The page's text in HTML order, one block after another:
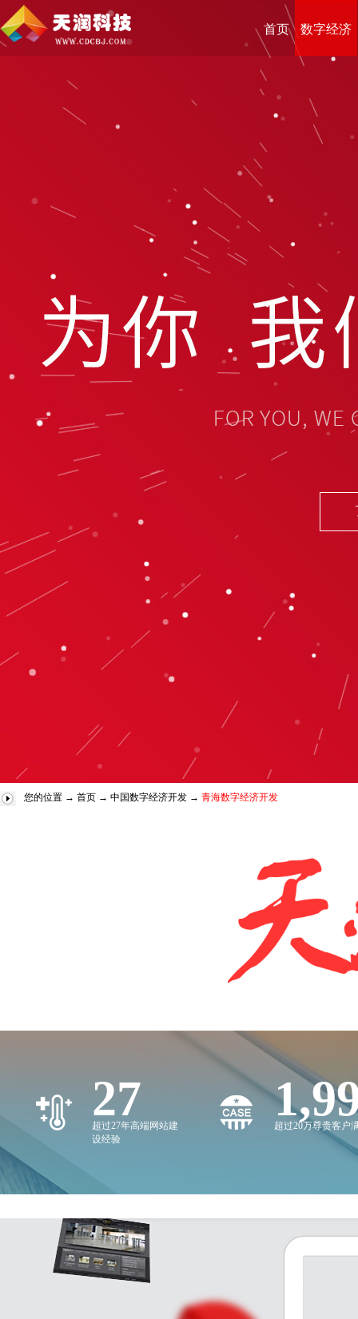
首页 数字经济
您的位置 → 首页 → 中国数字经济开发 → 青海数字经济开发
27
超过27年高端网站建
设经验
超过20万尊贵客户